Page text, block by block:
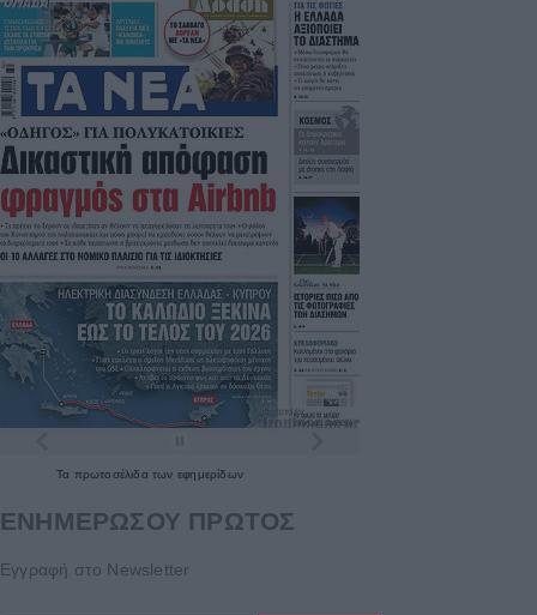
Τα πρωτοσέλιδατων εφημερίδων
ΕΝΗΜΕΡΩΣΟΥ ΠΡΩΤΟΣ
Εγγραφή στο Newsletter